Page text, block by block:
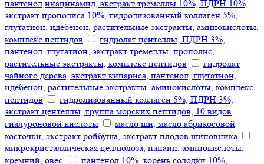
пантенол,ниацинамид, экстракт тремеллы 10%, ПДРН 10%,
экстракт прополиса 10%, гидролизованный коллаген 5%,
глутатион, идебенон, растительные экстракты, аминокислоты,
комплекс пептидов
гидролат центеллы, ПДРН 3%,
пантенол, глутатион, экстракт тремеллы, прополис,
растительные экстракты, комплекс пептидов
гидролат
чайного дерева, экстракт кипариса, пантенол, глутатион,
идебенон, растительные экстракты, аминокислоты, комплекс
пептидов
гидролизованный коллаген 5%, ПДРН 3%,
экстракт центеллы, группа морских пептидов, 10 видов
гиалуроновой кислоты
масло ши, масло абрикосовой
косточки, экстракт ройбуша, экстракт плодов шиповника
микрокристаллическая целлюлоза, папаин, аминокислоты,
кремний, овес.
пантенол 10%, корень солодки 10%,